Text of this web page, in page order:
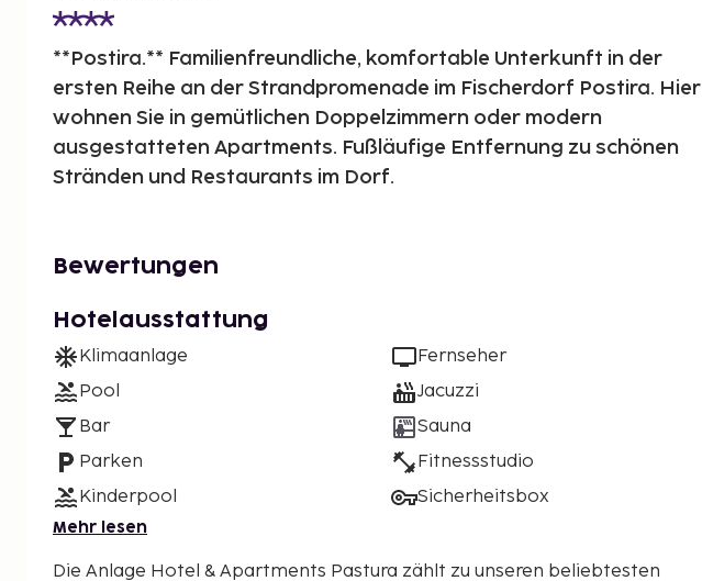
**Postira.** Familienfreundliche, komfortable Unterkunft in der
ersten Reihe an der Strandpromenade im Fischerdorf Postira. Hier
wohnen Sie in gemütlichen Doppelzimmern oder modern
ausgestatteten Apartments. Fußläufige Entfernung zu schönen
Stränden und Restaurants im Dorf.
Bewertungen
Hotelausstattung
Klimaanlage
Pool
Bar
Parken
Kinderpool
Fernseher
Jacuzzi
Sauna
Fitnessstudio
Sicherheitsbox
Mehr lesen
Die Anlage Hotel & Apartments Pastura zählt zu unseren beliebtesten